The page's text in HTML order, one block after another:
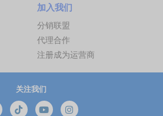
加入我们
分销联盟
代理合作
注册成为运营商
关注我们